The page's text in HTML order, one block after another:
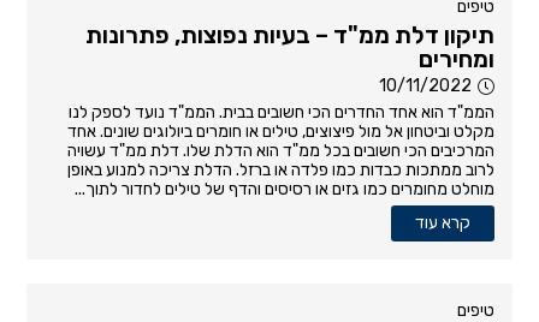
טיפים
תיקון דלת ממ"ד – בעיות נפוצות, פתרונות
ומחירים
10/11/2022
הממ"ד הוא אחד החדרים הכי חשובים בבית. הממ"ד נועד לספק לנו
מקלט וביטחון אל מול פיצוצים, טילים או חומרים ביולוגים שונים. אחד
המרכיבים הכי חשובים בכל ממ"ד הוא הדלת שלו. דלת ממ"ד עשויה
לרוב ממתכות כבדות כמו פלדה או ברזל. הדלת צריכה למנוע באופן
מוחלט מחומרים כמו גזים או רסיסים והדף של טילים לחדור לתוך...
קרא עוד
טיפים